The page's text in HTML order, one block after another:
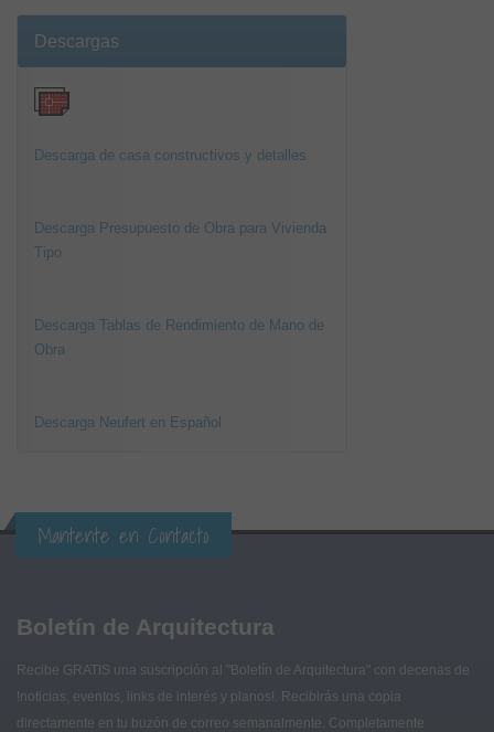
Descargas
Descarga de casa constructivos y detalles
Descarga Presupuesto de Obra para Vivienda
Tipo
Descarga Tablas de Rendimiento de Mano de
Obra
Descarga Neufert en Español
Mantente en Contacto
Boletín de Arquitectura
Recibe GRATIS una suscripción al "Boletín de Arquitectura" con decenas de
!noticias, eventos, links de interés y planos!. Recibirás una copia
directamente en tu buzón de correo semanalmente. Completamente